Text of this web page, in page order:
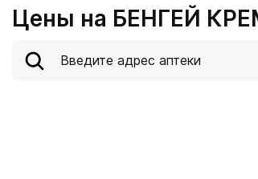
Цены на БЕНГЕЙ